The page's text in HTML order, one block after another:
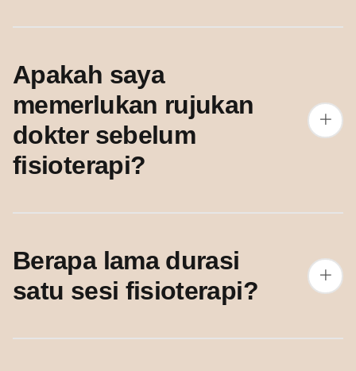
Apakah saya
memerlukan rujukan
dokter sebelum
fisioterapi?
Berapa lama durasi
satu sesi fisioterapi?